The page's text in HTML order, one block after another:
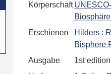
Körperschaft UNESCO-
Erschienen
Hilders :
Bisphere
Ausgabe
1st